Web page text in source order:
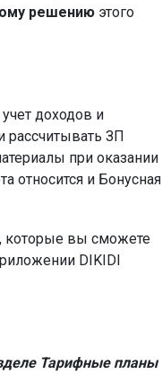
решению этого
доходов и
рассчитывать ЗП
при оказании
относится и Бонусная
которые вы сможете
DIKIDI
Тарифные планы